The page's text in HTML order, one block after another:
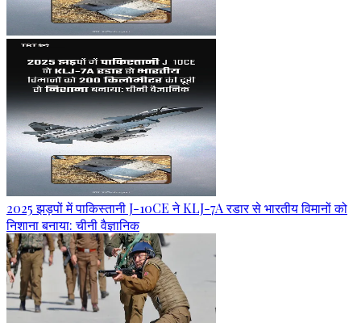
2025 झड़पों में पाकिस्तानी J-10CE ने KLJ-7A रडार से भारतीय विमानों को
निशाना बनाया: चीनी वैज्ञानिक